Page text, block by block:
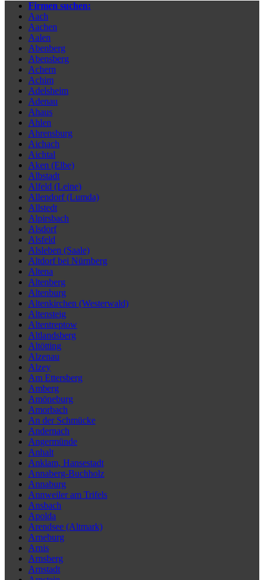
Firmen suchen:
Aach
Aachen
Aalen
Abenberg
Abensberg
Achern
Achim
Adelsheim
Adenau
Ahaus
Ahlen
Ahrensburg
Aichach
Aichtal
Aken (Elbe)
Albstadt
Alfeld (Leine)
Allendorf (Lumda)
Allstedt
Alpirsbach
Alsdorf
Alsfeld
Alsleben (Saale)
Altdorf bei Nürnberg
Altena
Altenberg
Altenburg
Altenkirchen (Westerwald)
Altensteig
Altentreptow
Altlandsberg
Altötting
Alzenau
Alzey
Am Ettersberg
Amberg
Amöneburg
Amorbach
An der Schmücke
Andernach
Angermünde
Anhalt
Anklam, Hansestadt
Annaberg-Buchholz
Annaburg
Annweiler am Trifels
Ansbach
Apolda
Arendsee (Altmark)
Arneburg
Arnis
Arnsberg
Arnstadt